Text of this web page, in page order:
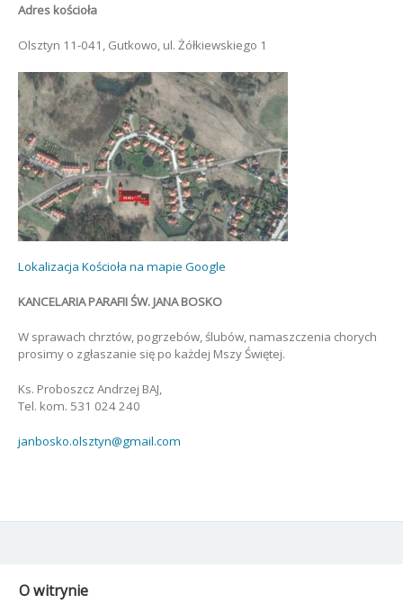
Adres kościoła
Olsztyn 11-041, Gutkowo, ul. Żółkiewskiego 1
Lokalizacja Kościoła na mapie Google
KANCELARIA PARAFII ŚW. JANA BOSKO
W sprawach chrztów, pogrzebów, ślubów, namaszczenia chorych
prosimy o zgłaszanie się po każdej Mszy Świętej.
Ks. Proboszcz Andrzej BAJ,
Tel. kom. 531 024 240
janbosko.olsztyn@gmail.com
O witrynie